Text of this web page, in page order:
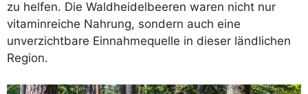
zu helfen. Die Waldheidelbeeren waren nicht nur
vitaminreiche Nahrung, sondern auch eine
unverzichtbare Einnahmequelle in dieser ländlichen
Region.